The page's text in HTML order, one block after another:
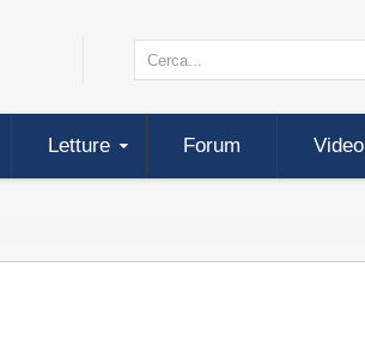
Letture Forum Video